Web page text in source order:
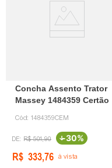
Concha Assento Trator
Massey 1484359 Certão
Cód: 1484359CEM
R$ 501,90 -30%
R$ 333,76 à vista